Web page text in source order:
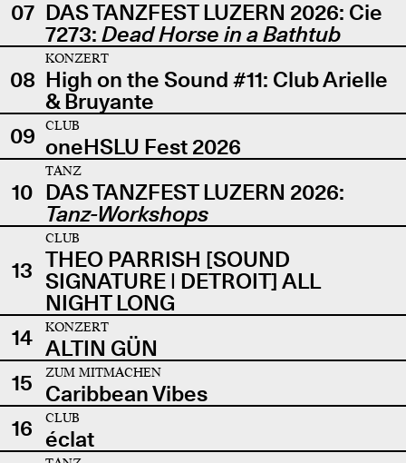
07 DAS TANZFEST LUZERN 2026: Cie
7273: Dead Horse in a Bathtub
08
KONZERT
High on the Sound #11: Club Arielle
& Bruyante
09
CLUB
oneHSLU Fest 2026
10
TANZ
DAS TANZFEST LUZERN 2026:
Tanz-Workshops
13
CLUB
THEO PARRISH [SOUND
SIGNATURE | DETROIT] ALL
NIGHT LONG
14
KONZERT
ALTIN GÜN
15
ZUM MITMACHEN
Caribbean Vibes
16
CLUB
éclat